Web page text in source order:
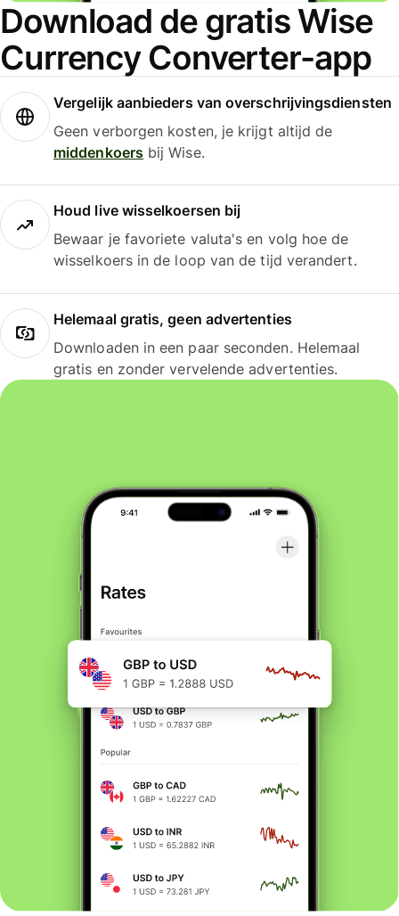
Download de gratis Wise
Currency Converter-app
Vergelijk aanbieders van overschrijvingsdiensten
Geen verborgen kosten, je krijgt altijd de
middenkoersbij Wise.
Houd live wisselkoersen bij
Bewaar je favoriete valuta's en volg hoe de
wisselkoers in de loop van de tijd verandert.
Helemaal gratis, geen advertenties
Downloaden in een paar seconden. Helemaal
gratis en zonder vervelende advertenties.